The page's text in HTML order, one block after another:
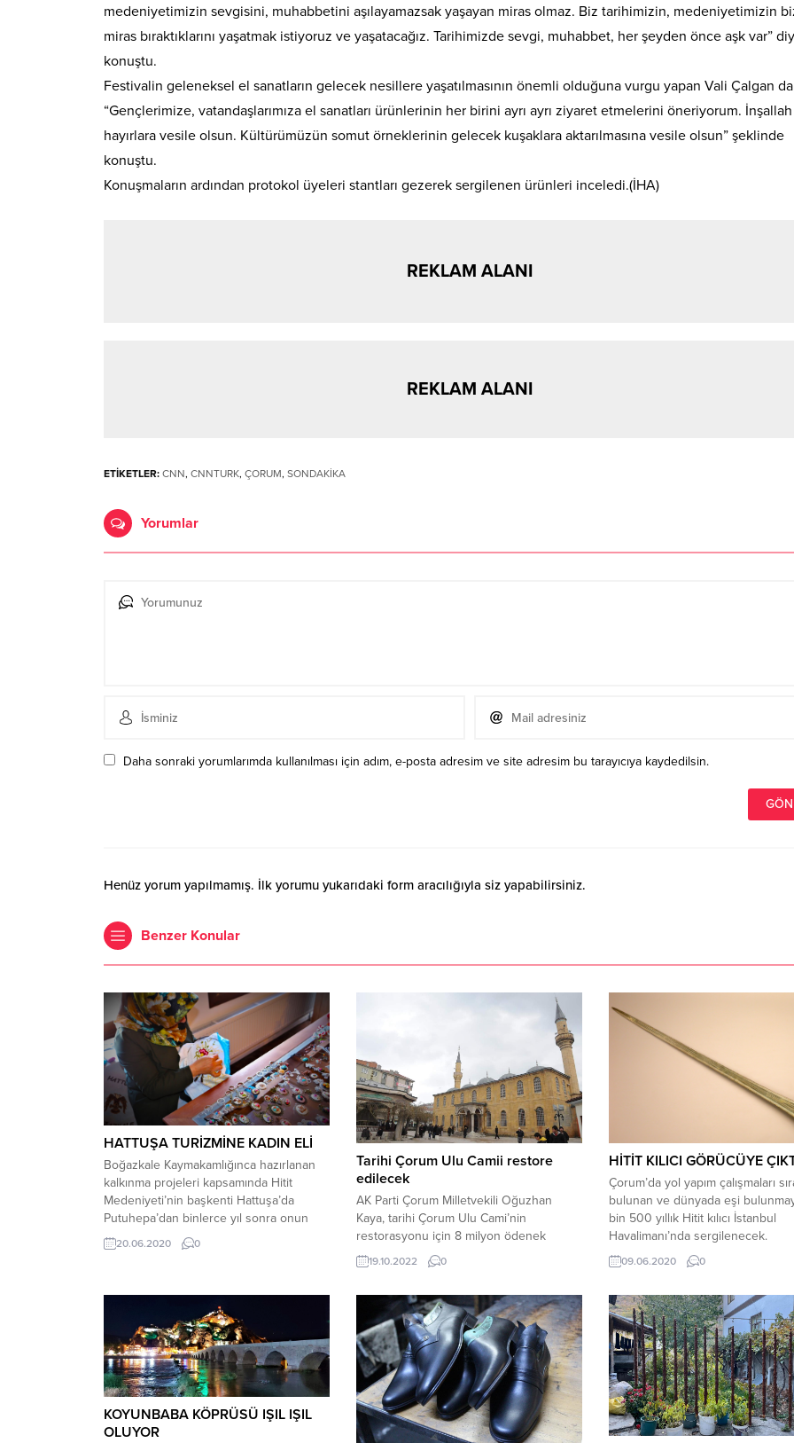
medeniyetimizin sevgisini, muhabbetini aşılayamazsak yaşayan miras olmaz. Biz tarihimizin, medeniyetimizin
miras bıraktıklarını yaşatmak istiyoruz ve yaşatacağız. Tarihimizde sevgi, muhabbet, her şeyden önce aşk var”
konuştu.
Festivalin geleneksel el sanatların gelecek nesillere yaşatılmasının önemli olduğuna vurgu yapan Vali Çalgan
“Gençlerimize, vatandaşlarımıza el sanatları ürünlerinin her birini ayrı ayrı ziyaret etmelerini öneriyorum. İnşallah
hayırlara vesile olsun. Kültürümüzün somut örneklerinin gelecek kuşaklara aktarılmasına vesile olsun” şeklinde
konuştu.
Konuşmaların ardından protokol üyeleri stantları gezerek sergilenen ürünleri inceledi.(İHA)
REKLAM ALANI
REKLAM ALANI
ETİKETLER: CNN, CNNTURK, ÇORUM, SONDAKİKA
Yorumlar
Daha sonraki yorumlarımda kullanılması için adım, e-posta adresim ve site adresim bu tarayıcıya kaydedilsin.
Henüz yorum yapılmamış. İlk yorumu yukarıdaki form aracılığıyla siz yapabilirsiniz.
Benzer Konular
HATTUŞA TURİZMİNE KADIN ELİ
Boğazkale Kaymakamlığınca hazırlanan
kalkınma projeleri kapsamında Hitit
Medeniyeti’nin başkenti Hattuşa’da
Putuhepa’dan binlerce yıl sonra onun
adıyla kurulan kooperatif ile Hattuşalı
kadınlar sosyal ve ekonomik alanda
himayelerinde “Puduhepa Girişimci
Kadınlar Üretim ve İşletme Kooperatifi”
kurularak çalışmalarına başlandı. Proje
kapsamında bir araya getirilen 11 kadının
öncülüğünde...
20.06.2020 0
Tarihi Çorum Ulu Camii restore
edilecek
AK Parti Çorum Milletvekili Oğuzhan
Kaya, tarihi Çorum Ulu Cami’nin
restorasyonu için 8 milyon ödenek
ayrıldığını açıkladı.Tarihi camide
restorasyon gerektiren bazı eksiklerin
Oğuzhan Kaya, Tokat Vakıflar Bölge
Müdürlüğü sorumluluk alanı içerisinde
yer alan Ulu Camii’nin restorasyonu için 1
Kasım’da ihale yapılacağını
açıkladı.Çorum’un tarihi mekanlarından
biri olan...
19.10.2022 0
HİTİT KILICI GÖRÜCÜYE
Çorum’da yol yapım çalışmaları
bulunan ve dünyada eşi
bin 500 yıllık Hitit kılıcı İstanbul
Havalimanı’nda sergilenecek.
Türkiye’deki tarihi ve kültürel
tanıtımı noktasında Kültür ve Turizm
protokol kapsamında İstanbul
Havalimanı’nda müze kuruldu.
Tuthaliya’ya ait 3 bin 500 yıllık
önümüzdeki...
09.06.2020 0
KOYUNBABA KÖPRÜSÜ IŞIL IŞIL
OLUYOR